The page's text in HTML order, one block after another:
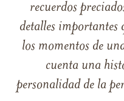
recuerdos
detalles importantes
los momentos de
cuenta una
personalidad de la